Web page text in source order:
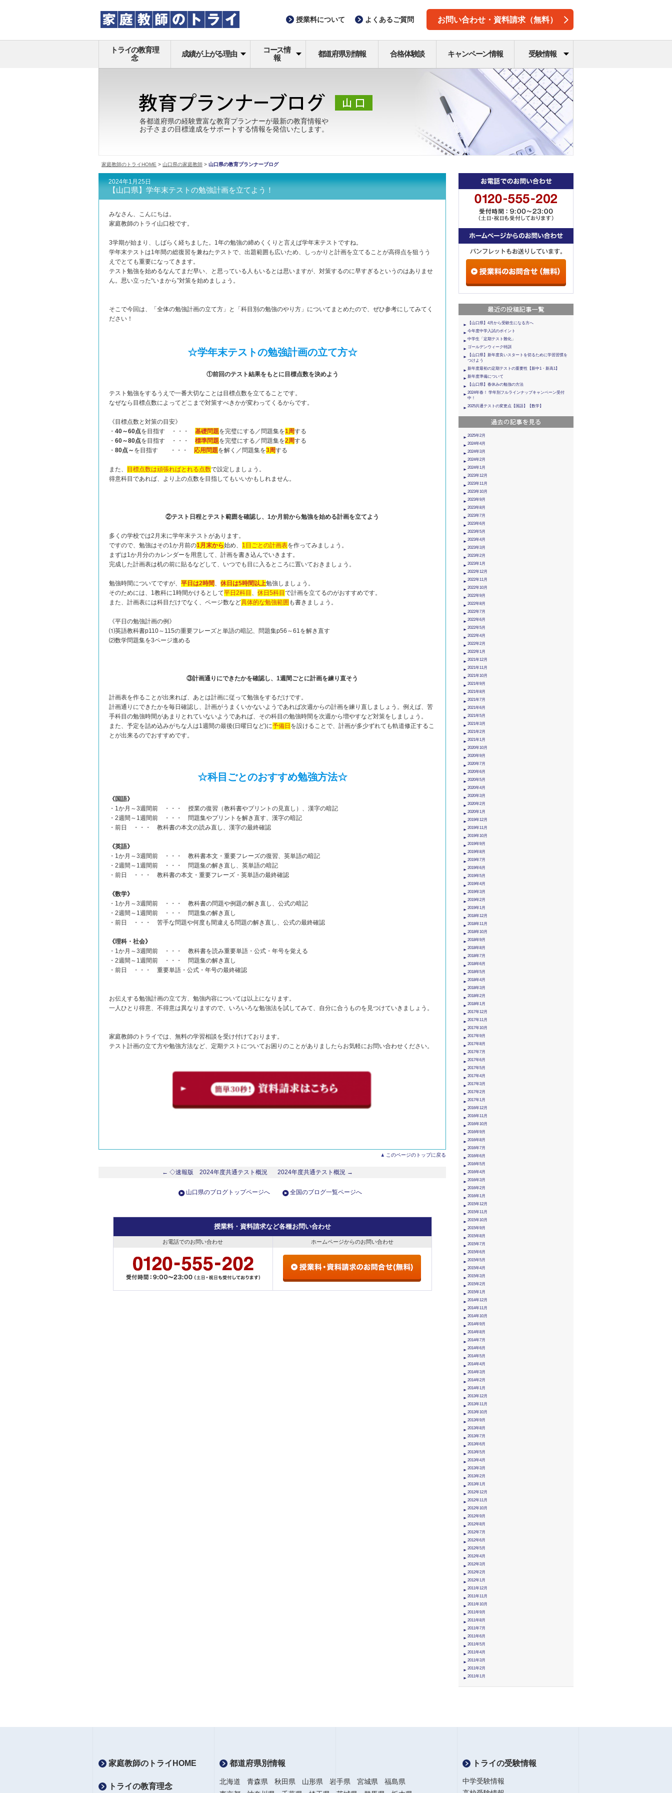
授業料について よくあるご質問 お問い合わせ・資料請求（無料）
トライの教育理
念
成績が上がる理由
コース情
報
都道府県別情報 合格体験談 キャンペーン情報 受験情報
各都道府県の経験豊富な教育プランナーが最新の教育情報や
お子さまの目標達成をサポートする情報を発信いたします。
家庭教師のトライHOME > 山口県の家庭教師 > 山口県の教育プランナーブログ
2024年1月25日
【山口県】学年末テストの勉強計画を立てよう！
みなさん、こんにちは。
家庭教師のトライ山口校です。
3学期が始まり、しばらく経ちました。1年の勉強の締めくくりと言えば学年末テストですね。
学年末テストは1年間の総復習を兼ねたテストで、出題範囲も広いため、しっかりと計画を立てることが高得点を狙うう
えでとても重要になってきます。
テスト勉強を始めるなんてまだ早い、と思っている人もいるとは思いますが、対策するのに早すぎるというのはありませ
ん。思い立った“いまから”対策を始めましょう。
そこで今回は、「全体の勉強計画の立て方」と「科目別の勉強のやり方」についてまとめたので、ぜひ参考にしてみてく
ださい！
☆学年末テストの勉強計画の立て方☆
①前回のテスト結果をもとに目標点数を決めよう
テスト勉強をするうえで一番大切なことは目標点数を立てることです。
なぜなら目標点数によってどこまで対策すべきかが変わってくるからです。
《目標点数と対策の目安》
・ 40～60点を目指す ・・・ 基礎問題を完璧にする／問題集を1周する
・ 60～80点を目指す ・・・ 標準問題を完璧にする／問題集を2周する
・ 80点～ を目指す ・・・ 応用問題を解く／問題集を3周する
また、 目標点数は頑張ればとれる点数で設定しましょう。
得意科目であれば、より上の点数を目指してもいいかもしれません。
②テスト日程とテスト範囲を確認し、1か月前から勉強を始める計画を立てよう
多くの学校では2月末に学年末テストがあります。
ですので、勉強はその1か月前の1月末から始め、 1日ごとの計画表を作ってみましょう。
まずは1か月分のカレンダーを用意して、計画を書き込んでいきます。
完成した計画表は机の前に貼るなどして、いつでも目に入るところに置いておきましょう。
勉強時間についてですが、 平日は2時間、 休日は5時間以上勉強しましょう。
そのためには、1教科に1時間かけるとして平日2科目 、 休日5科目 で計画を立てるのがおすすめです。
また、計画表には科目だけでなく、ページ数など具体的な勉強範囲 も書きましょう。
《平日の勉強計画の例》
⑴英語教科書p110～115の重要フレーズと単語の暗記、問題集p56～61を解き直す
⑵数学問題集を3ページ進める
③計画通りにできたかを確認し、1週間ごとに計画を練り直そう
計画表を作ることが出来れば、あとは計画に従って勉強をするだけです。
計画通りにできたかを毎日確認し、計画がうまくいかないようであれば次週からの計画を練り直しましょう。例えば、苦
手科目の勉強時間があまりとれていないようであれば、その科目の勉強時間を次週から増やすなど対策をしましょう。
また、予定を詰め込みがちな人は1週間の最後(日曜日など)に予備日 を設けることで、計画が多少ずれても軌道修正するこ
とが出来るのでおすすめです。
☆科目ごとのおすすめ勉強方法☆
《国語》
・1か月～3週間前 ・・・ 授業の復習（教科書やプリントの見直し）、漢字の暗記
・2週間～1週間前 ・・・ 問題集やプリントを解き直す、漢字の暗記
・前日 ・・・ 教科書の本文の読み直し、漢字の最終確認
《英語》
・1か月～3週間前 ・・・ 教科書本文・重要フレーズの復習、英単語の暗記
・2週間～1週間前 ・・・ 問題集の解き直し、英単語の暗記
・前日 ・・・ 教科書の本文・重要フレーズ・英単語の最終確認
《数学》
・1か月～3週間前 ・・・ 教科書の問題や例題の解き直し、公式の暗記
・2週間～1週間前 ・・・ 問題集の解き直し
・前日 ・・・ 苦手な問題や何度も間違える問題の解き直し、公式の最終確認
《理科・社会》
・1か月～3週間前 ・・・ 教科書を読み重要単語・公式・年号を覚える
・2週間～1週間前 ・・・ 問題集の解き直し
・前日 ・・・ 重要単語・公式・年号の最終確認
お伝えする勉強計画の立て方、勉強内容については以上になります。
一人ひとり得意、不得意は異なりますので、いろいろな勉強法を試してみて、自分に合うものを見つけていきましょう。
家庭教師のトライでは、無料の学習相談を受け付けております。
テスト計画の立て方や勉強方法など、定期テストについてお困りのことがありましたらお気軽にお問い合わせください。
このページのトップに戻る
← ◇速報版 2024年度共通テスト概況 2024年度共通テスト概況 →
山口県のブログトップページへ 全国のブログ一覧ページへ
授業料・資料請求など各種お問い合わせ
お電話でのお問い合わせ ホームページからのお問い合わせ
【山口県】4月から受験生になる方へ
今年度中学入試のポイント
中学生「定期テスト難化」
ゴールデンウィーク特訓
【山口県】新年度良いスタートを切るために学習習慣を
つけよう
新年度最初の定期テストの重要性【新中1・新高1】
新年度準備について
【山口県】春休みの勉強の方法
2024年春！ 学年別フルラインナップキャンペーン受付
中！
2025共通テストの変更点【国語】【数学】
2025年2月
2024年4月
2024年3月
2024年2月
2024年1月
2023年12月
2023年11月
2023年10月
2023年9月
2023年8月
2023年7月
2023年6月
2023年5月
2023年4月
2023年3月
2023年2月
2023年1月
2022年12月
2022年11月
2022年10月
2022年9月
2022年8月
2022年7月
2022年6月
2022年5月
2022年4月
2022年2月
2022年1月
2021年12月
2021年11月
2021年10月
2021年9月
2021年8月
2021年7月
2021年6月
2021年5月
2021年3月
2021年2月
2021年1月
2020年10月
2020年9月
2020年7月
2020年6月
2020年5月
2020年4月
2020年3月
2020年2月
2020年1月
2019年12月
2019年11月
2019年10月
2019年9月
2019年8月
2019年7月
2019年6月
2019年5月
2019年4月
2019年3月
2019年2月
2019年1月
2018年12月
2018年11月
2018年10月
2018年9月
2018年8月
2018年7月
2018年6月
2018年5月
2018年4月
2018年3月
2018年2月
2018年1月
2017年12月
2017年11月
2017年10月
2017年9月
2017年8月
2017年7月
2017年6月
2017年5月
2017年4月
2017年3月
2017年2月
2017年1月
2016年12月
2016年11月
2016年10月
2016年9月
2016年8月
2016年7月
2016年6月
2016年5月
2016年4月
2016年3月
2016年2月
2016年1月
2015年12月
2015年11月
2015年10月
2015年9月
2015年8月
2015年7月
2015年6月
2015年5月
2015年4月
2015年3月
2015年2月
2015年1月
2014年12月
2014年11月
2014年10月
2014年9月
2014年8月
2014年7月
2014年6月
2014年5月
2014年4月
2014年3月
2014年2月
2014年1月
2013年12月
2013年11月
2013年10月
2013年9月
2013年8月
2013年7月
2013年6月
2013年5月
2013年4月
2013年3月
2013年2月
2013年1月
2012年12月
2012年11月
2012年10月
2012年9月
2012年8月
2012年7月
2012年6月
2012年5月
2012年4月
2012年3月
2012年2月
2012年1月
2011年12月
2011年11月
2011年10月
2011年9月
2011年8月
2011年7月
2011年6月
2011年5月
2011年4月
2011年3月
2011年2月
2011年1月
家庭教師のトライHOME
トライの教育理念
都道府県別情報
北海道 青森県 秋田県 山形県 岩手県 宮城県
福島県
トライの受験情報
中学受験情報